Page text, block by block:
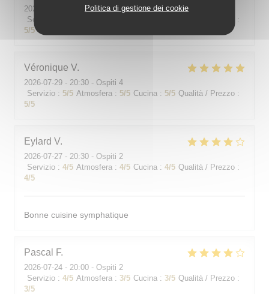
Politica di gestione dei cookie
2026-08-01
- 12:00 - Ospiti 5
Servizio
:
5/5
Véronique V
2026-07-29 - 20:30 - Ospiti 4
Servizio : 5/5 Atmosfera : 5/5 Cucina : 5/5 Qualità / Prezzo :
5/5
Eylard V
2026-07-27 - 20:30 - Ospiti 2
Servizio : 4/5 Atmosfera : 4/5 Cucina : 4/5 Qualità / Prezzo :
4/5
Bonne cuisine symphatique
Pascal F
2026-07-24 - 20:00 - Ospiti 2
Servizio : 4/5 Atmosfera : 3/5 Cucina : 3/5 Qualità / Prezzo :
3/5